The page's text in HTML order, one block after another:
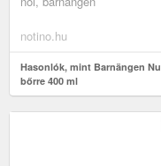
notino.hu
Hasonlók, mint Barnängen
bőrre 400 ml